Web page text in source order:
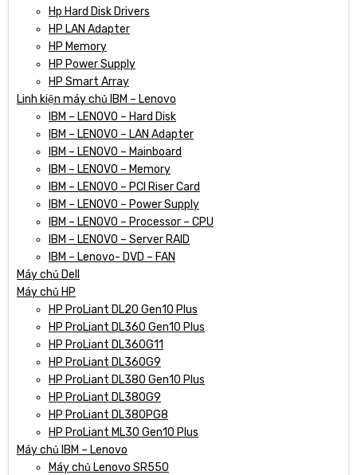
Hp Hard Disk Drivers
HP LAN Adapter
HP Memory
HP Power Supply
HP Smart Array
Linh kiện máy chủ IBM – Lenovo
IBM – LENOVO – Hard Disk
IBM – LENOVO – LAN Adapter
IBM – LENOVO – Mainboard
IBM – LENOVO – Memory
IBM – LENOVO – PCI Riser Card
IBM – LENOVO – Power Supply
IBM – LENOVO – Processor – CPU
IBM – LENOVO – Server RAID
IBM – Lenovo- DVD – FAN
Máy chủ Dell
Máy chủ HP
HP ProLiant DL20 Gen10 Plus
HP ProLiant DL360 Gen10 Plus
HP ProLiant DL360G11
HP ProLiant DL360G9
HP ProLiant DL380 Gen10 Plus
HP ProLiant DL380G9
HP ProLiant DL380PG8
HP ProLiant ML30 Gen10 Plus
Máy chủ IBM – Lenovo
Máy chủ Lenovo SR550